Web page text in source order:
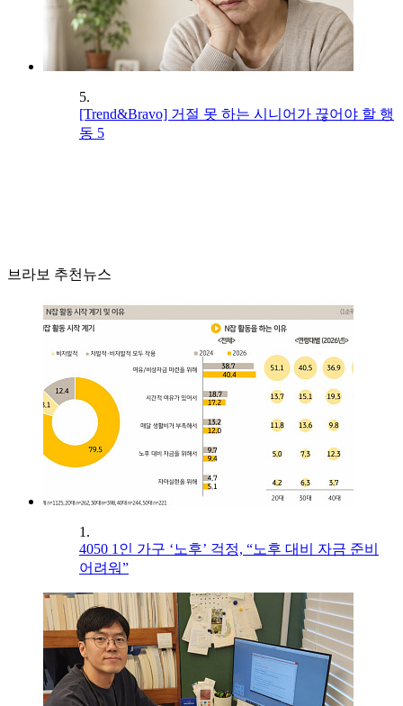
5.
[Trend&Bravo] 거절 못 하는 시니어가 끊어야 할 행
동 5
브라보 추천뉴스
1.
4050 1인 가구 ‘노후’ 걱정, “노후 대비 자금 준비
어려워”